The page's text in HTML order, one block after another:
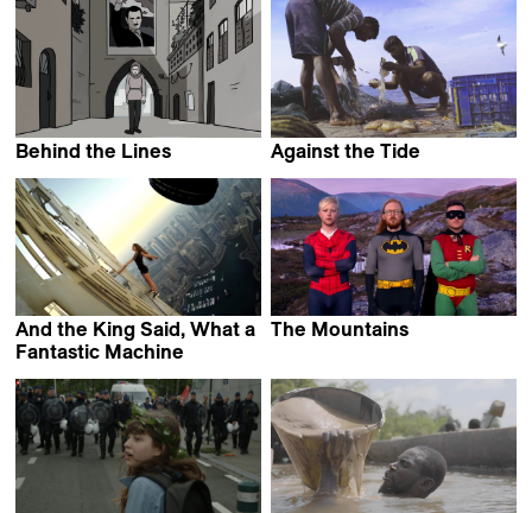
Gereon Wetzel
Behind the Lines
Against the Tide
And the King Said, What a
Fantastic Machine
Maximilien Van Aertryck
The Mountains